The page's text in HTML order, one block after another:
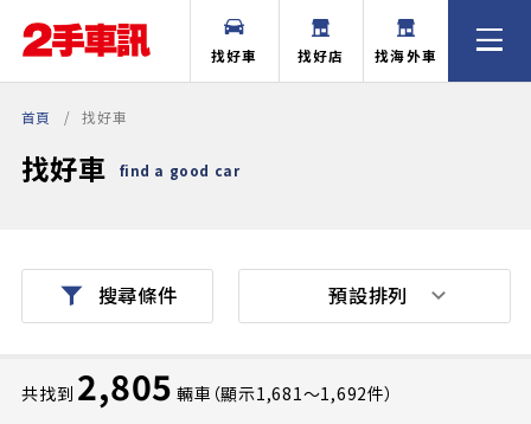
找好車 找好店 找海外車
首頁 找好車
找好車 find a good car
搜尋條件
共找到 2,805 輛車（顯示1,681〜1,692件）
預設排列